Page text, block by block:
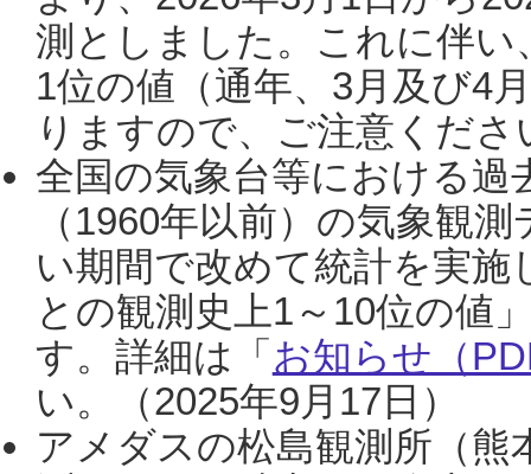
測としました。これに伴い
1位の値（通年、3月及び4
りますので、ご注意くだ
全国の気象台等における過
（1960年以前）の気象観
い期間で改めて統計を実
との観測史上1～10位の値
す。詳細は「 お知らせ（
い。（2025年9月17日）
アメダスの松島観測所（熊